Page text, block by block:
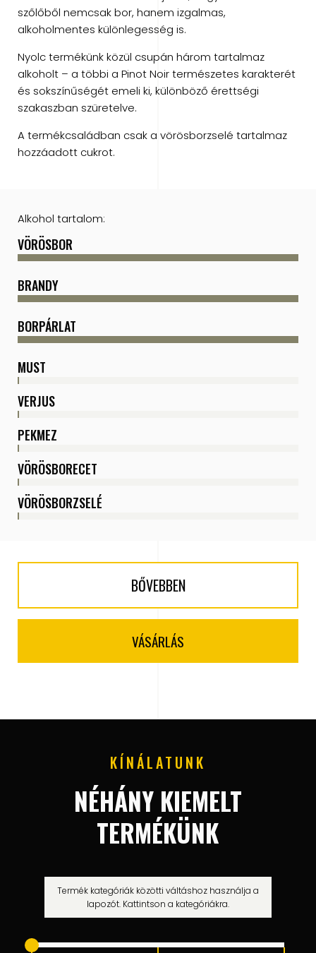
szőlőből nemcsak bor, hanem izgalmas,
alkoholmentes különlegesség is.
Nyolc termékünk közül csupán három tartalmaz
alkoholt – a többi a Pinot Noir természetes karakterét
és sokszínűségét emeli ki, különböző érettségi
szakaszban szüretelve.
A termékcsaládban csak a vörösborzselé tartalmaz
hozzáadott cukrot.
Alkohol tartalom:
VÖRÖSBOR
BRANDY
BORPÁRLAT
MUST
VERJUS
PEKMEZ
VÖRÖSBORECET
VÖRÖSBORZSELÉ
BŐVEBBEN
VÁSÁRLÁS
KÍNÁLATUNK
NÉHÁNY KIEMELT
TERMÉKÜNK
Termék kategóriák közötti váltáshoz használja a
lapozót. Kattintson a kategóriákra.